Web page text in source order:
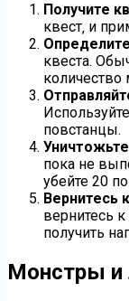
Получите
квест‚ и
квеста.
количество
повстанцы.
пока не
убейте 20
Вернитесь
вернитесь
получить
Монстры и